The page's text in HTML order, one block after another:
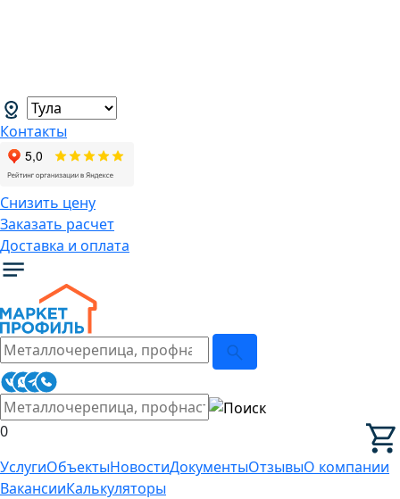
Контакты
Снизить цену
Заказать расчет
Доставка и оплата
0
УслугиОбъектыНовостиДокументыОтзывыО компании
ВакансииКалькуляторы